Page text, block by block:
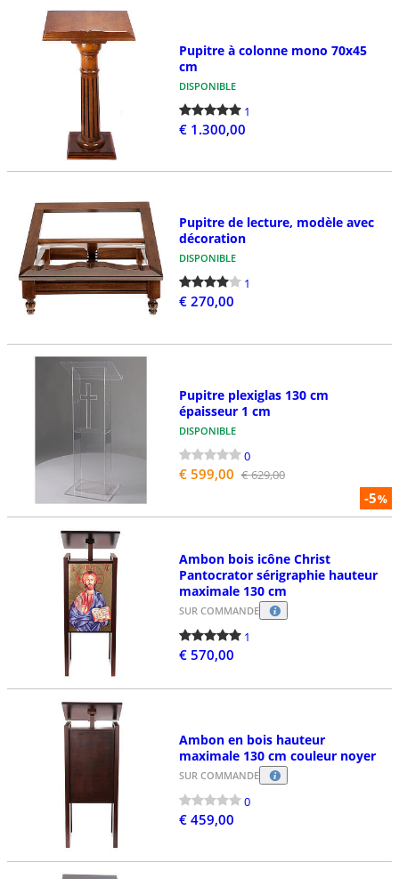
Pupitre à colonne mono 70x45
cm
DISPONIBLE
1
€ 1.300,00
Pupitre de lecture, modèle avec
décoration
DISPONIBLE
1
€ 270,00
-5%
Pupitre plexiglas 130 cm
épaisseur 1 cm
DISPONIBLE
0
€ 599,00 € 629,00
Ambon bois icône Christ
Pantocrator sérigraphie hauteur
maximale 130 cm
SUR COMMANDE
1
€ 570,00
Ambon en bois hauteur
maximale 130 cm couleur noyer
SUR COMMANDE
0
€ 459,00